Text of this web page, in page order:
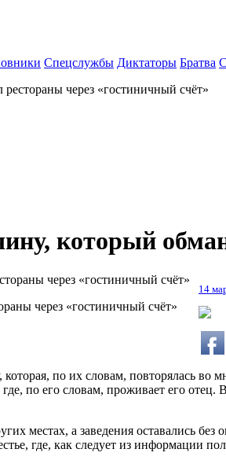
Спецслужбы Диктаторы Братва
через «гостиничный счёт»
который
через «гостиничный счёт»
14
по их словам, повторялась
по его словам, проживает его
местах, а заведения оставались
где, как следует из информации